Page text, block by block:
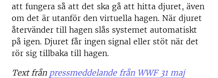
att fungera så att det ska gå att hitta djuret, även
om det är utanför den virtuella hagen. När djuret
återvänder till hagen slås systemet automatiskt
på igen. Djuret får ingen signal eller stöt när det
rör sig tillbaka till hagen.
Text från pressmeddelande från WWF 31 maj